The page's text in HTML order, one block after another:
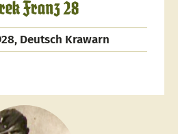
Franz 28
Deutsch Krawarn